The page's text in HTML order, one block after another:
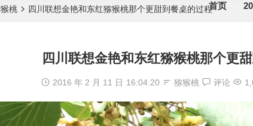
首页
桃 四川联想金艳和东红猕猴桃那个更甜到餐桌的过程
四川联想金艳和东红猕猴桃那个更
2016 年 2 月 11 日 16:04:20 猕猴桃 评论